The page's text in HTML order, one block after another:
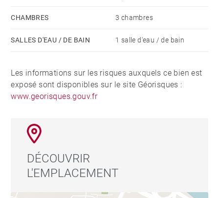
CHAMBRES 3 chambres
SALLES D'EAU / DE BAIN 1 salle d'eau / de bain
Les informations sur les risques auxquels ce bien est
exposé sont disponibles sur le site Géorisques :
www.georisques.gouv.fr
DÉCOUVRIR
L'EMPLACEMENT